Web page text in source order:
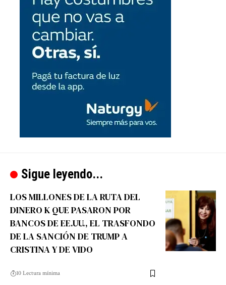
Sigue leyendo...
LOS MILLONES DE LA RUTA DEL
DINERO K QUE PASARON POR
BANCOS DE EE.UU., EL TRASFONDO
DE LA SANCIÓN DE TRUMP A
CRISTINA Y DE VIDO
10 Lectura mínima